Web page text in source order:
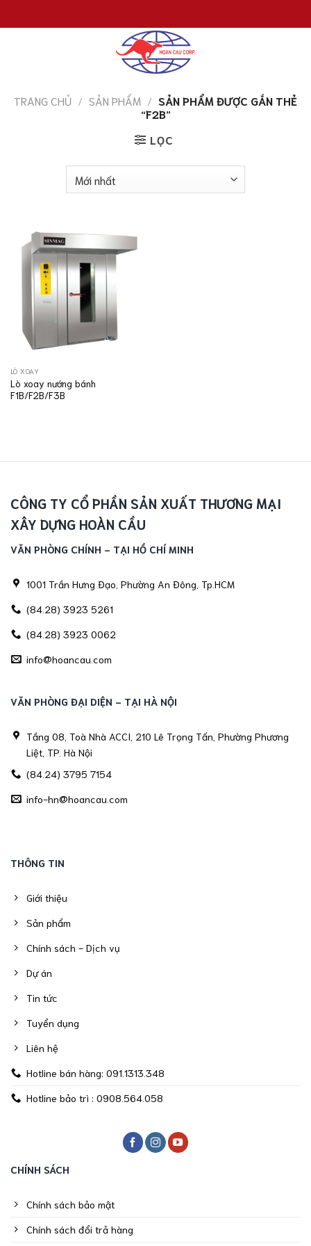
đến
TRANG CHỦ / SẢN PHẨM / SẢN PHẨM ĐƯỢC GẮN THẺ
“F2B”
LỌC
LÒ XOAY
Lò xoay nướng bánh
F1B/F2B/F3B
CÔNG TY CỔ PHẦN SẢN XUẤT THƯƠNG MẠI
XÂY DỰNG HOÀN CẦU
VĂN PHÒNG CHÍNH - TẠI HỒ CHÍ MINH
1001 Trần Hưng Đạo, Phường An Đông, Tp.HCM
(84.28) 3923 5261
(84.28) 3923 0062
info@hoancau.com
VĂN PHÒNG ĐẠI DIỆN - TẠI HÀ NỘI
Tầng 08, Toà Nhà ACCI, 210 Lê Trọng Tấn, Phường Phương
Liệt, TP. Hà Nội
(84.24) 3795 7154
info-hn@hoancau.com
THÔNG TIN
Giới thiệu
Sản phẩm
Chính sách - Dịch vụ
Dự án
Tin tức
Tuyển dụng
Liên hệ
Hotline bán hàng: 091.1313.348
Hotline bảo trì : 0908.564.058
CHÍNH SÁCH
Chính sách bảo mật
Chính sách đổi trả hàng